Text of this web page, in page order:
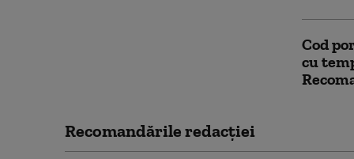
Cod
cu
Recomandările redacţiei